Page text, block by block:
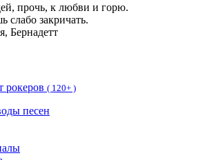
прочь, к любви и горю.
закричать.
Бернадетт
рокеров ( 120+ )
песен